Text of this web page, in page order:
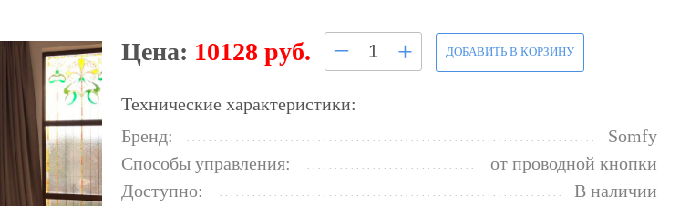
Цена: 10128 руб. – + ДОБАВИТЬ В КОРЗИНУ
Технические характеристики:
Бренд:
Somfy
Способы управления:
от проводной кнопки
Доступно:
В наличии